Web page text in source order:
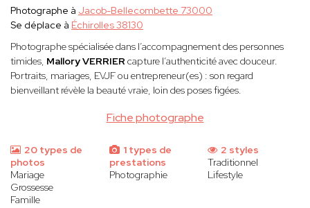
Fiche photographe
Photographe à Jacob-Bellecombette 73000
Se déplace à Échirolles 38130
Photographe spécialisée dans l’accompagnement des personnes
timides, Mallory VERRIER capture l’authenticité avec douceur.
Portraits, mariages, EVJF ou entrepreneur(es) : son regard
bienveillant révèle la beauté vraie, loin des poses figées.
20 types de
photos
Mariage
Grossesse
Famille
1 types de
prestations
Photographie
2 styles
Traditionnel
Lifestyle